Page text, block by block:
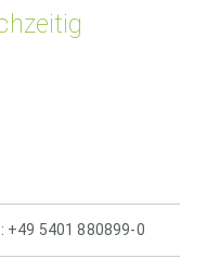
+49 5401 880899-0